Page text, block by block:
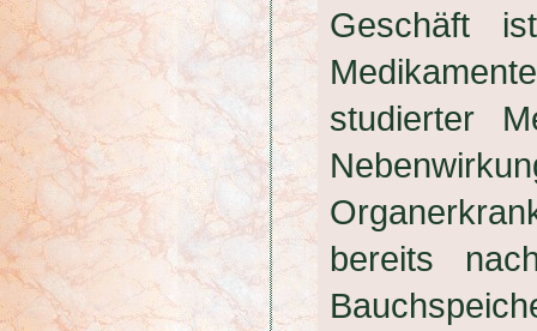
Geschäft
studierter
bereits